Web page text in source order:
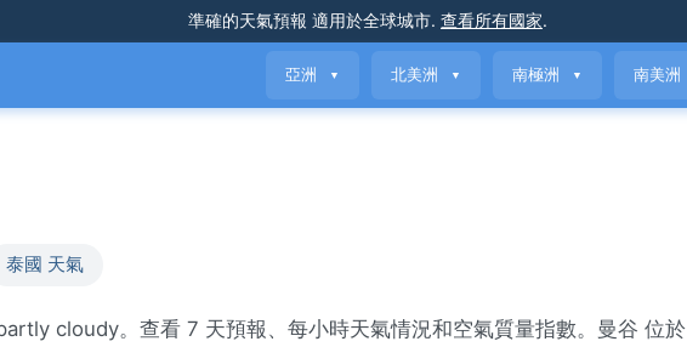
準確的天氣預報 適用於全球城市. 查看所有國家.
亞洲 ▼ 北美洲 ▼ 南極洲 ▼ 南美洲
泰國 天氣
cloudy。查看 7 天預報、每小時天氣情況和空氣質量指數。曼谷 位於